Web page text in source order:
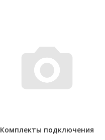
Комплекты подключения